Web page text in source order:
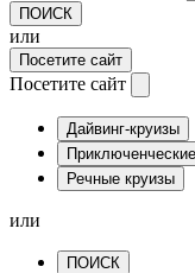
ПОИСК
или
Посетите сайт
Посетите сайт
Дайвинг-круизы
Речные круизы
или
ПОИСК